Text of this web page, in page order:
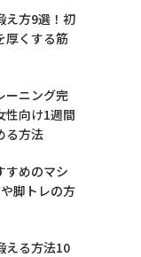
え方9選！初
厚くする筋
ーニング完
性向け1週間
る方法
すめのマシ
脚トレの方
える方法10